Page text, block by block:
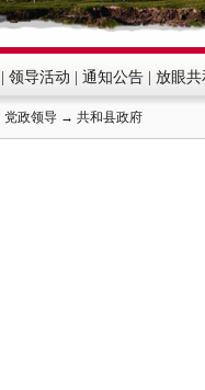
领导活动 通知公告 放眼共
党政领导 → 共和县政府